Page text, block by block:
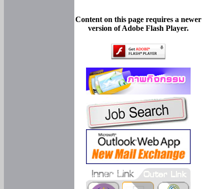
Content on this page requires a newer
version of Adobe Flash Player.